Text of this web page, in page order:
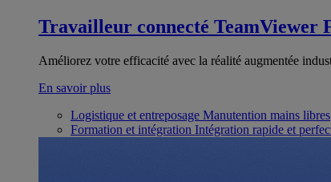
Travailleur connecté TeamViewer
Améliorez votre efficacité avec la réalité augmentée
En savoir plus
Logistique et entreposage Manutention mains libres
Formation et intégration Intégration rapide et